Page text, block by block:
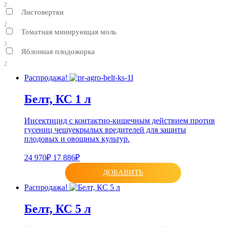
2
Листовертки
2
Томатная минирующая моль
3
Яблонная плодожорка
2
Распродажа!
Белт, КС 1 л
Инсектицид с контактно-кишечным действием против
гусениц чешуекрылых вредителей для защиты
плодовых и овощных культур.
24 970₽ 17 886₽
ДОБАВИТЬ
Распродажа!
Белт, КС 5 л